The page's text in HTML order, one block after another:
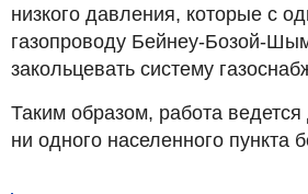
низкого давления, которые с
газопроводу Бейнеу-Бозой-
закольцевать систему
Таким образом, работа
ни одного населенного пункта